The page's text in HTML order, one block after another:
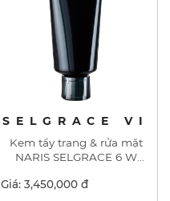
SELGRACE VI
Kem tẩy trang & rửa mặt
NARIS SELGRACE 6 W
Giá: 3,450,000 đ